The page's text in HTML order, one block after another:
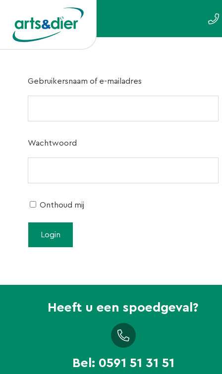
Gebruikersnaam of e-mailadres
Wachtwoord
Onthoud mij
Heeft u een spoedgeval?
Bel: 0591 51 31 51